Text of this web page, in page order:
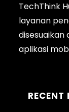
TechThink
layanan
disesuaikan
aplikasi
RECENT